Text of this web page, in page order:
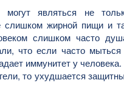
могут являться не
слишком жирной пищи и
слишком часто
что если часто
иммунитет у
то ухудшается